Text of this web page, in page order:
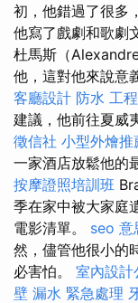
初，他錯過了很多
他寫了戲劇和歌劇
杜馬斯（
他，這對他來說意
客廳設計 防水 工程
建議，他前往夏威
徵信社 小型外燴推
一家酒店放鬆他的
按摩證照培訓班
季在家中被大家庭
電影清單。 seo 意
然，儘管他很小的
必害怕。 室內設計
壁 漏水 緊急處理